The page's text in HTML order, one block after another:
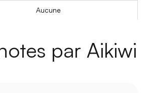
Aucune
par Aikiwi